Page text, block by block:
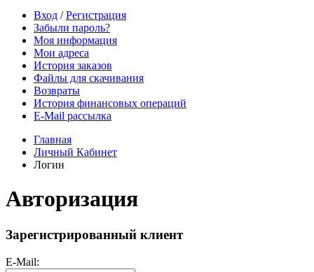
Вход /Регистрация
Забыли пароль?
Моя информация
Мои адреса
История заказов
Файлы для скачивания
Возвраты
История финансовых операций
E-Mail рассылка
Главная
Личный Кабинет
Логин
Авторизация
Зарегистрированный клиент
E-Mail: